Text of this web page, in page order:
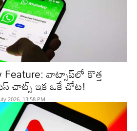
Feature: వాట్సాప్‌లో కొత్త
చాట్స్‌ ఇక ఒకే చోట!
2026, 13:58 PM